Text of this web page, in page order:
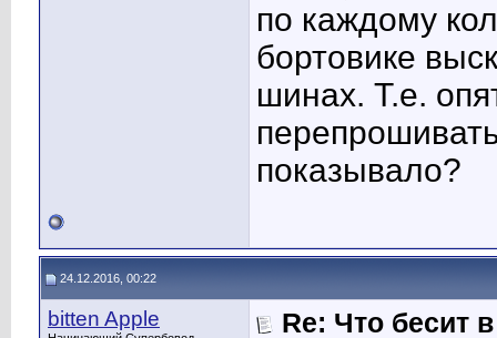
по каждому
бортовике
шинах. Т.е.
показывало?
24.12.2016, 00:22
bitten Apple
Re: Что бесит